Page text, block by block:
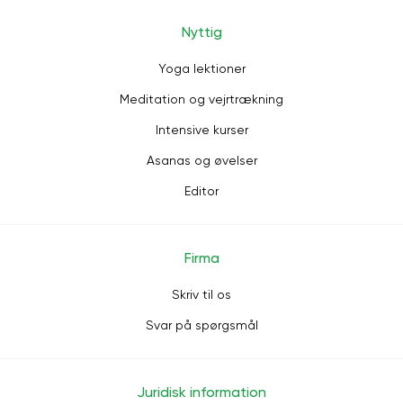
Nyttig
Yoga lektioner
Meditation og vejrtrækning
Intensive kurser
Asanas og øvelser
Editor
Firma
Skriv til os
Svar på spørgsmål
Juridisk information